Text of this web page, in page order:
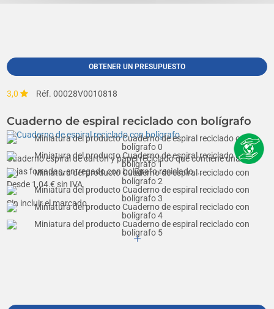
OBTENER UN PRESUPUESTO
3,0 Réf. 00028V0010818
Cuaderno de espiral reciclado con bolígrafo
Cuaderno espiral de cartón y papel reciclado que contiene unas 60
hojas forradas, entregado con bolígrafo reciclado,...
Desde 1,04€ sin IVA
Sin incluir el marcado